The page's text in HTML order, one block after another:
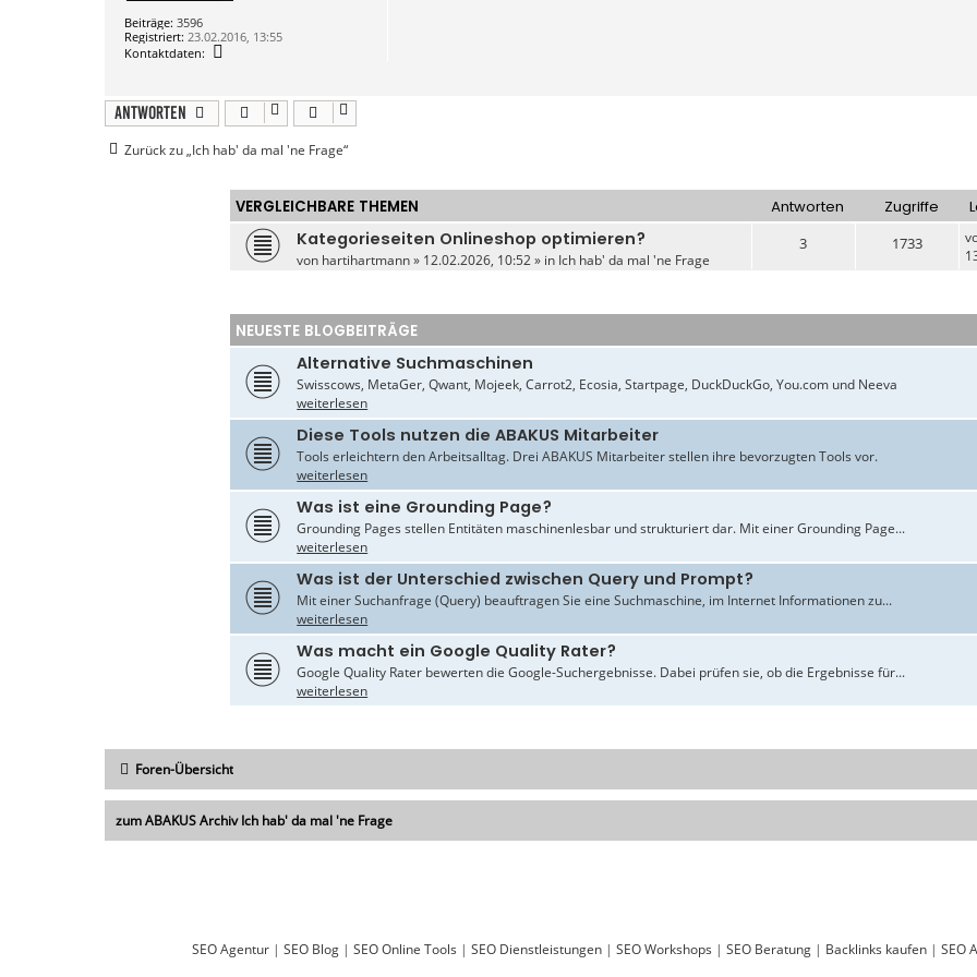
Beiträge: 3596
Registriert: 23.02.2016, 13:55
Kontaktdaten:
a
d
e
n
v
g
o
2
Antworten
Zurück zu „Ich hab' da mal 'ne Frage“
VERGLEICHBARE THEMEN Antworten Zugriffe
Kategorieseiten Onlineshop optimieren?
von hartihartmann» 12.02.2026, 10:52 » in Ich hab' da mal 'ne Frage
3 1733
NEUESTE BLOGBEITRÄGE
Alternative Suchmaschinen
Swisscows, MetaGer, Qwant, Mojeek, Carrot2, Ecosia, Startpage, DuckDuckGo, You.com und Neeva
weiterlesen
Diese Tools nutzen die ABAKUS Mitarbeiter
Tools erleichtern den Arbeitsalltag. Drei ABAKUS Mitarbeiter stellen ihre bevorzugten Tools vor.
weiterlesen
Was ist eine Grounding Page?
Grounding Pages stellen Entitäten maschinenlesbar und strukturiert dar. Mit einer Grounding Page...
weiterlesen
Was ist der Unterschied zwischen Query und Prompt?
Mit einer Suchanfrage (Query) beauftragen Sie eine Suchmaschine, im Internet Informationen zu...
weiterlesen
Was macht ein Google Quality Rater?
Google Quality Rater bewerten die Google-Suchergebnisse. Dabei prüfen sie, ob die Ergebnisse für...
weiterlesen
Foren-Übersicht
zum ABAKUS Archiv Ich hab' da mal 'ne Frage
SEO Agentur| SEO Blog| SEO Online Tools | SEO Dienstleistungen| SEO Workshops | SEO Beratung| Backlinks kaufen| SEO